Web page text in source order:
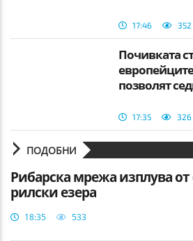
17:46 352
Почивката
позволят
17:35 326
ПОДОБНИ
Рибарска мрежа изплува
рилски езера
18:35 533